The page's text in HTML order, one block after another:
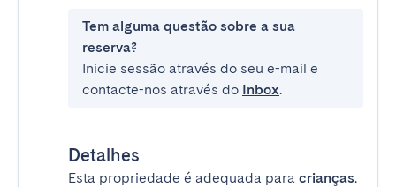
Tem alguma questão sobre a sua
reserva?
Inicie sessão através do seu e-mail e
contacte-nos através do Inbox.
Detalhes
Esta propriedade é adequada para crianças.